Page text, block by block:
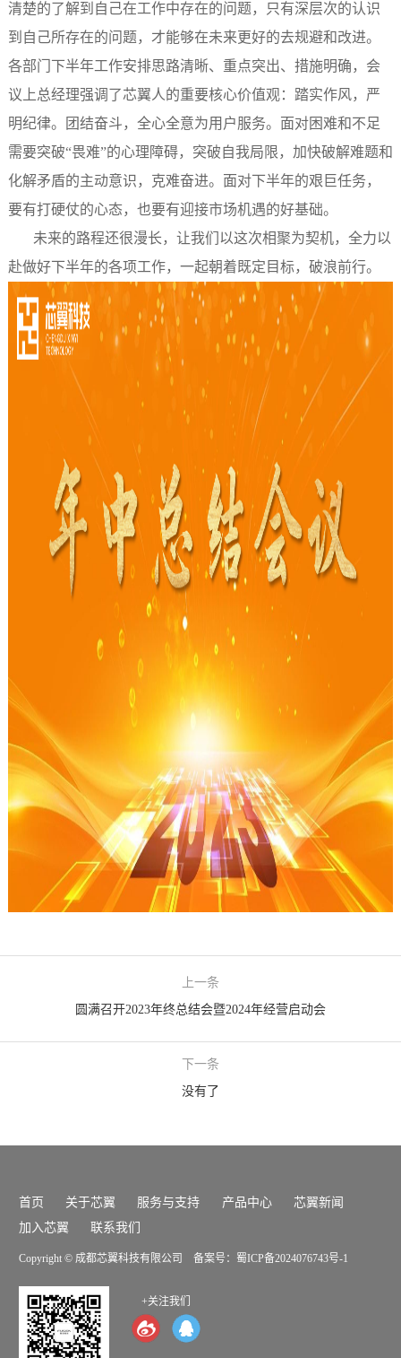
清楚的了解到自己在工作中存在的问题，只有深层次的认识
到自己所存在的问题，才能够在未来更好的去规避和改进。
各部门下半年工作安排思路清晰、重点突出、措施明确，会
议上总经理强调了芯翼人的重要核心价值观：踏实作风，严
明纪律。团结奋斗，全心全意为用户服务。面对困难和不足
需要突破“畏难”的心理障碍，突破自我局限，加快破解难题和
化解矛盾的主动意识，克难奋进。面对下半年的艰巨任务，
要有打硬仗的心态，也要有迎接市场机遇的好基础。
未来的路程还很漫长，让我们以这次相聚为契机，全力以
赴做好下半年的各项工作，一起朝着既定目标，破浪前行。
上一条
圆满召开2023年终总结会暨2024年经营启动会
下一条
没有了
首页 关于芯翼 服务与支持 产品中心
芯翼新闻
加入芯翼
联系我们
Copyright © 成都芯翼科技有限公司 备案号： 蜀ICP备2024076743号-1
+关注我们